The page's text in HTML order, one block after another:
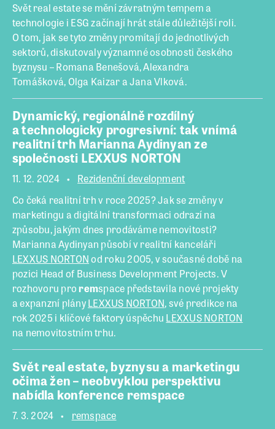
Svět real estate se mění závratným tempem a
technologie i ESG začínají hrát stále důležitější roli.
O tom, jak se tyto změny promítají do jednotlivých
sektorů, diskutovaly významné osobnosti českého
byznysu – Romana Benešová, Alexandra
Tomášková, Olga Kaizar a Jana Vlková.
Dynamický, regionálně rozdílný
a technologicky progresivní: tak vnímá
realitní trh Marianna Aydinyan ze
společnosti LEXXUS NORTON
11. 12. 2024
Rezidenční development
Co čeká realitní trh v roce 2025? Jak se změny v
marketingu a digitální transformaci odrazí na
způsobu, jakým dnes prodáváme nemovitosti?
Marianna Aydinyan působí v realitní kanceláři
LEXXUS NORTONod roku 2005, v současné době na
pozici Head of Business Development Projects. V
rozhovoru proremspace představila nové projekty
a expanzní plányLEXXUS NORTON, své predikce na
rok 2025 i klíčové faktory úspěchu LEXXUS NORTON
na nemovitostním trhu.
Svět real estate, byznysu a marketingu
očima žen – neobvyklou perspektivu
nabídla konference remspace
7. 3. 2024
remspace